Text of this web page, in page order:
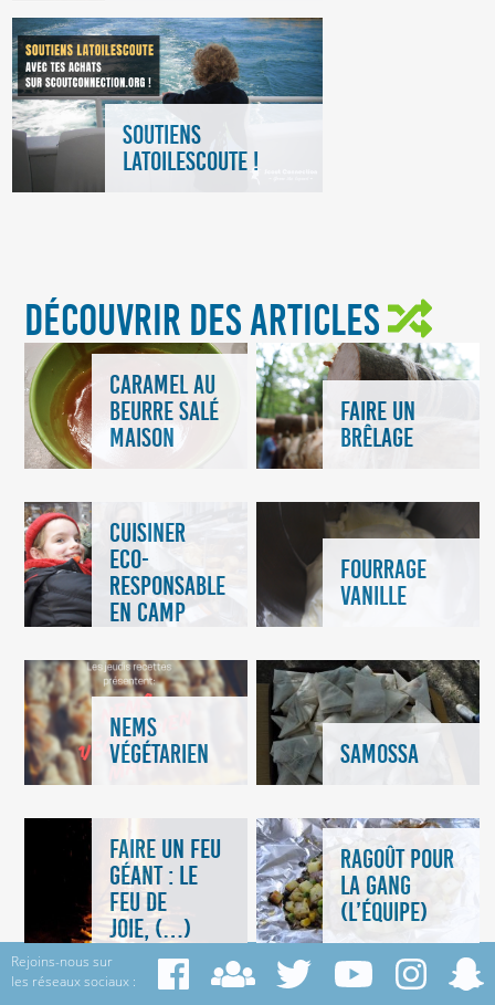
SOUTIENS
LATOILESCOUTE !
DÉCOUVRIR DES ARTICLES
CARAMEL AU
BEURRE SALÉ
MAISON
CUISINER
ECO-
RESPONSABLE
EN CAMP
NEMS
VÉGÉTARIEN
FAIRE UN FEU
GÉANT : LE
FEU DE
JOIE, (…)
FAIRE UN
BRÊLAGE
FOURRAGE
VANILLE
SAMOSSA
RAGOÛT POUR
LA GANG
(L’ÉQUIPE)
Rejoins-nous sur
les réseaux sociaux :